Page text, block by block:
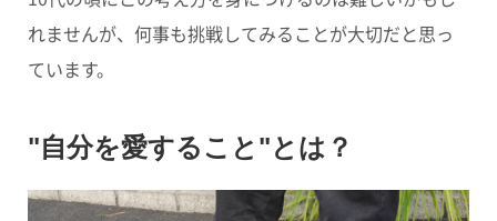
れませんが、何事も挑戦してみることが大切だと思っ
ています。
"自分を愛すること"とは？